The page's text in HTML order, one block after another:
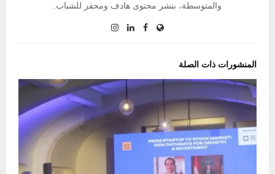
والمتوسطة، بنشر محتوى هادف ومحفز للشباب.
المنشورات ذات الصلة